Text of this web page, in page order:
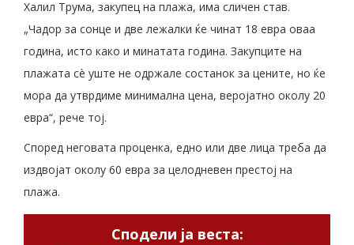
Халил Трума, закупец на плажа, има сличен став.
„Чадор за сонце и две лежалки ќе чинат 18 евра оваа
година, исто како и минатата година. Закупците на
плажата сè уште не одржале состанок за цените, но ќе
мора да утврдиме минимална цена, веројатно околу 20
евра“, рече тој.
Според неговата проценка, едно или две лица треба да
издвојат околу 60 евра за целодневен престој на
плажа.
Сподели ја веста: